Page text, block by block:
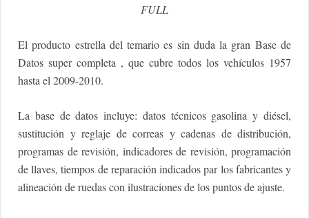
FULL
El producto estrella del temario es sin duda la gran Base de
Datos super completa , que cubre todos los vehículos 1957
hasta el 2009-2010.
La base de datos incluye: datos técnicos gasolina y diésel,
sustitución y reglaje de correas y cadenas de distribución,
programas de revisión, indicadores de revisión, programación
de llaves, tiempos de reparación indicados par los fabricantes y
alineación de ruedas con ilustraciones de los puntos de ajuste.